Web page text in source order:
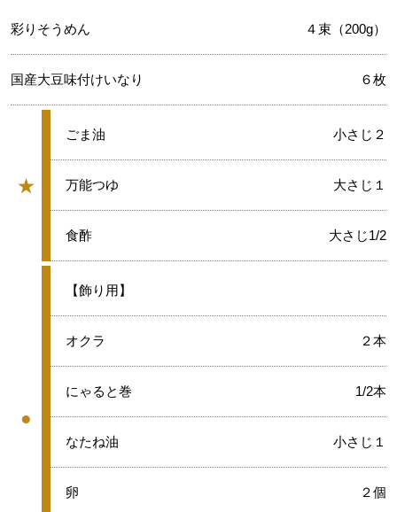
彩りそうめん ４束（200g）
国産大豆味付けいなり ６枚
★
グループ
★
ごま油 小さじ２
★
万能つゆ 大さじ１
★
食酢 大さじ1/2
●
【飾り用】
●
オクラ ２本
●
にゃると巻 1/2本
●
なたね油 小さじ１
●
卵 ２個